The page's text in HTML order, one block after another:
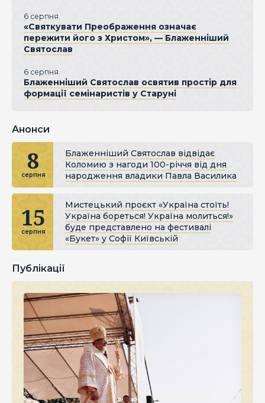
6 серпня
«Святкувати Преображення означає
пережити його з Христом», — Блаженніший
Святослав
6 серпня
Блаженніший Святослав освятив простір для
формації семінаристів у Старуні
Анонси
8
серпня
Блаженніший Святослав відвідає
Коломию з нагоди 100-річчя від дня
народження владики Павла Василика
15
серпня
Мистецький проєкт «Україна стоїть!
Україна бореться! Україна молиться!»
буде представлено на фестивалі
«Букет» у Софії Київській
Публікації